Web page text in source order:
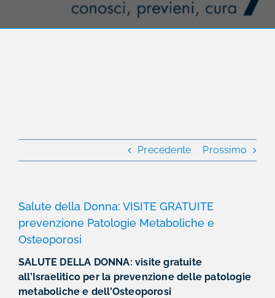
Precedente Prossimo
Salute della Donna: VISITE GRATUITE
prevenzione Patologie Metaboliche e
Osteoporosi
SALUTE DELLA DONNA: visite gratuite
all’Israelitico per la prevenzione delle patologie
metaboliche e dell’Osteoporosi